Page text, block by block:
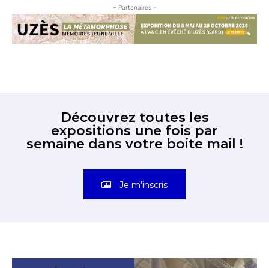
- Partenaires -
Découvrez toutes les
expositions une fois par
semaine dans votre boite mail !
Je m'inscris